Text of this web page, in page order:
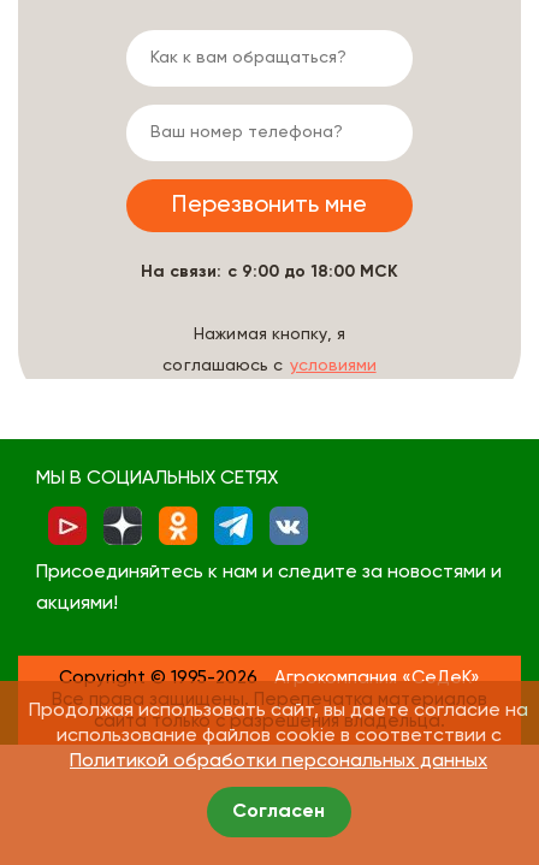
На связи: с 9:00 до 18:00 МСК
Нажимая кнопку, я
соглашаюсь с условиями
МЫ В СОЦИАЛЬНЫХ СЕТЯХ
Присоединяйтесь к нам и следите за новостями и
акциями!
Copyright © 1995-2026
Агрокомпания «СеДеК»
Все права защищены. Перепечатка материалов
сайта только с разрешения владельца.
Продолжая использовать сайт, вы даете согласие на
использование файлов cookie в соответствии с
Политикой обработки персональных данных
Согласен